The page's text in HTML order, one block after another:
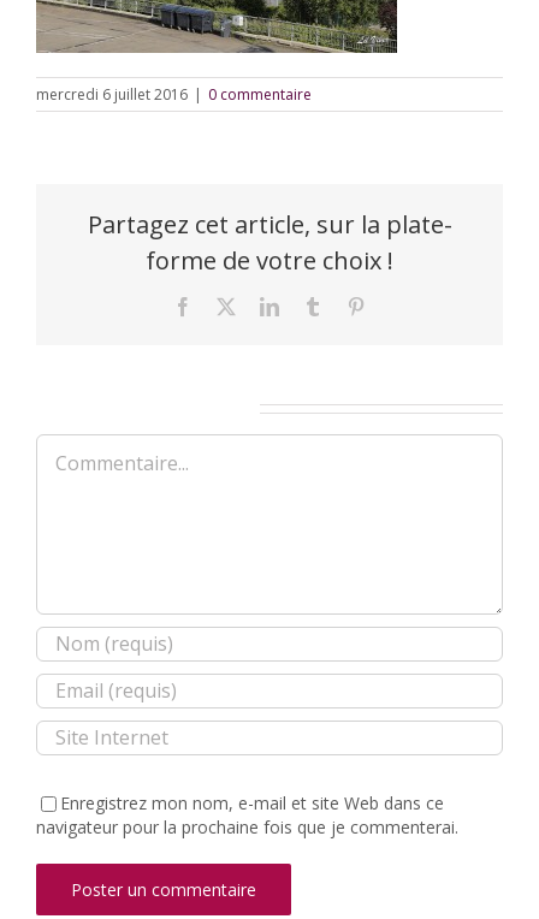
mercredi 6 juillet 2016 | 0 commentaire
Partagez cet article, sur la plate-
forme de votre choix !
Facebook LinkedInTumblr
Commentaire
Enregistrez mon nom, e-mail et site Web dans ce
navigateur pour la prochaine fois que je commenterai.